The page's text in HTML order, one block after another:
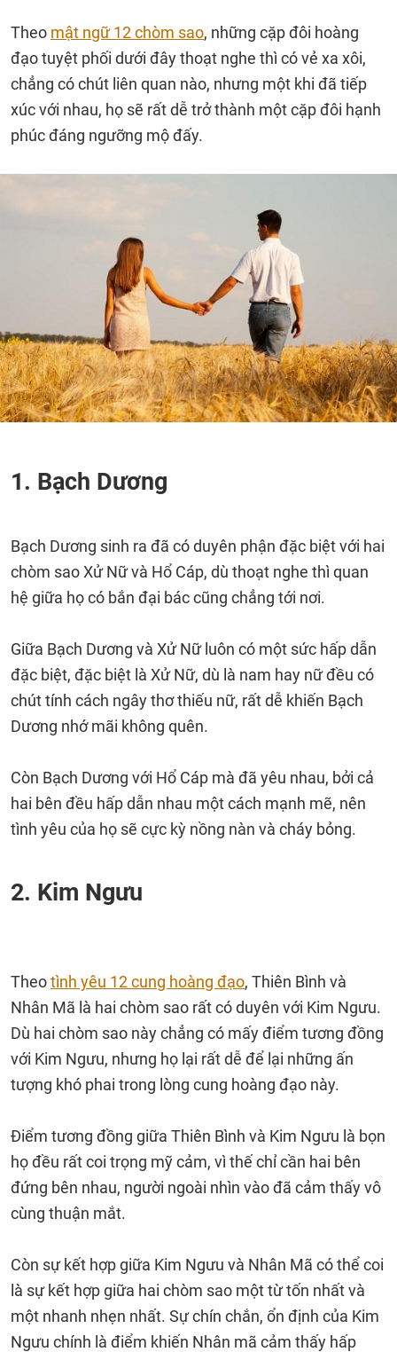
Theo mật ngữ 12 chòm sao, những cặp đôi hoàng
đạo tuyệt phối dưới đây thoạt nghe thì có vẻ xa xôi,
chẳng có chút liên quan nào, nhưng một khi đã tiếp
xúc với nhau, họ sẽ rất dễ trở thành một cặp đôi hạnh
phúc đáng ngưỡng mộ đấy.
1. Bạch Dương
Bạch Dương sinh ra đã có duyên phận đặc biệt với hai
chòm sao Xử Nữ và Hổ Cáp, dù thoạt nghe thì quan
hệ giữa họ có bắn đại bác cũng chẳng tới nơi.
Giữa Bạch Dương và Xử Nữ luôn có một sức hấp dẫn
đặc biệt, đặc biệt là Xử Nữ, dù là nam hay nữ đều có
chút tính cách ngây thơ thiếu nữ, rất dễ khiến Bạch
Dương nhớ mãi không quên.
Còn Bạch Dương với Hổ Cáp mà đã yêu nhau, bởi cả
hai bên đều hấp dẫn nhau một cách mạnh mẽ, nên
tình yêu của họ sẽ cực kỳ nồng nàn và cháy bỏng.
2. Kim Ngưu
Theotình yêu 12 cung hoàng đạo, Thiên Bình và
Nhân Mã là hai chòm sao rất có duyên với Kim Ngưu.
Dù hai chòm sao này chẳng có mấy điểm tương đồng
với Kim Ngưu, nhưng họ lại rất dễ để lại những ấn
tượng khó phai trong lòng cung hoàng đạo này.
Điểm tương đồng giữa Thiên Bình và Kim Ngưu là bọn
họ đều rất coi trọng mỹ cảm, vì thế chỉ cần hai bên
đứng bên nhau, người ngoài nhìn vào đã cảm thấy vô
cùng thuận mắt.
Còn sự kết hợp giữa Kim Ngưu và Nhân Mã có thể coi
là sự kết hợp giữa hai chòm sao một từ tốn nhất và
một nhanh nhẹn nhất. Sự chín chắn, ổn định của Kim
Ngưu chính là điểm khiến Nhân mã cảm thấy hấp